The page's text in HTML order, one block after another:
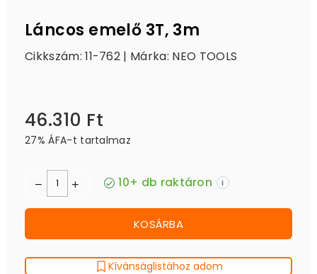
Láncos emelő 3T, 3m
Cikkszám: 11-762 | Márka: NEO TOOLS
Ár
46.310 Ft
27% ÁFA-t tartalmaz
10+ db raktáron i
KOSÁRBA
Kívánságlistához adom